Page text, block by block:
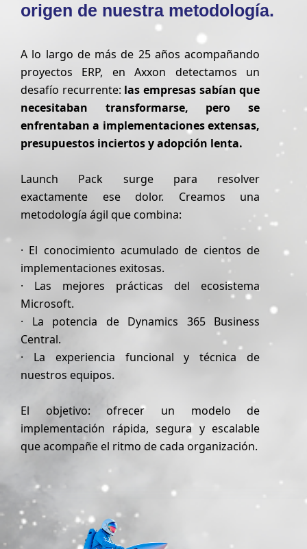
origen de nuestra metodología.
A lo largo de más de 25 años acompañando
proyectos ERP, en Axxon detectamos un
desafío recurrente: las empresas sabían que
necesitaban transformarse, pero se
enfrentaban a implementaciones extensas,
presupuestos inciertos y adopción lenta.
Launch Pack surge para resolver
exactamente ese dolor. Creamos una
metodología ágil que combina:
· El conocimiento acumulado de cientos de
implementaciones exitosas.
· Las mejores prácticas del ecosistema
Microsoft.
· La potencia de Dynamics 365 Business
Central.
· La experiencia funcional y técnica de
nuestros equipos.
El objetivo: ofrecer un modelo de
implementación rápida, segura y escalable
que acompañe el ritmo de cada organización.